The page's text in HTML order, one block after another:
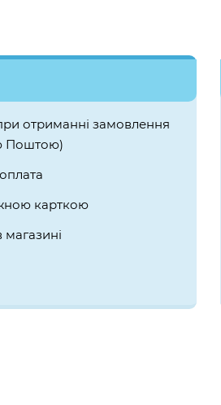
отриманні замовлення
Поштою)
карткою
магазині